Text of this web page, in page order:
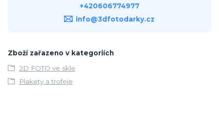
+420606774977
info@3dfotodarky.cz
Zboží zařazeno v kategoriích
2D FOTO ve skle
Plakety a trofeje